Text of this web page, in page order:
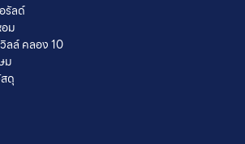
รัลด์
ม
ลล์ คลอง 10
ม
ดุ